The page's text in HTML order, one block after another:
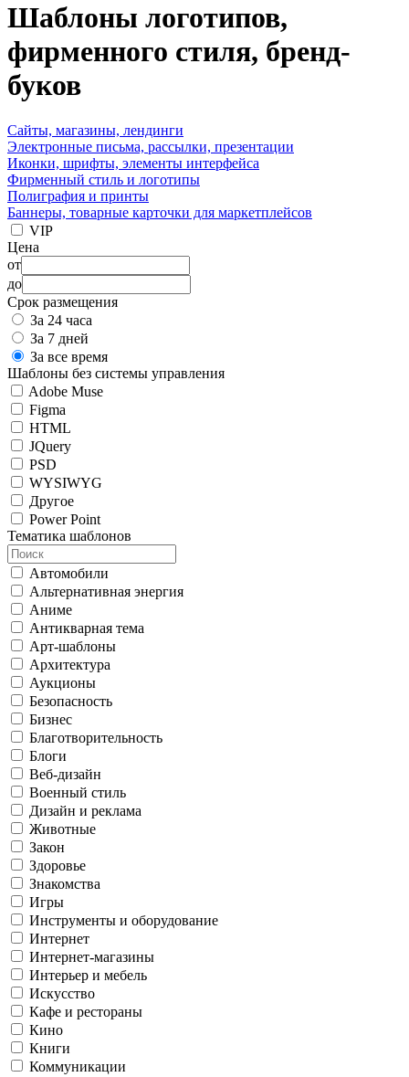
Шаблоны логотипов,
фирменного стиля, бренд-
буков
Сайты, магазины, лендинги
Электронные письма, рассылки, презентации
Иконки, шрифты, элементы интерфейса
Фирменный стиль и логотипы
Полиграфия и принты
Баннеры, товарные карточки для маркетплейсов
VIP
Цена
от
до
Срок размещения
За 24 часа
За 7 дней
За все время
Шаблоны без системы управления
Adobe Muse
Figma
HTML
JQuery
PSD
WYSIWYG
Другое
Power Point
Тематика шаблонов
Автомобили
Альтернативная энергия
Аниме
Антикварная тема
Арт-шаблоны
Архитектура
Аукционы
Безопасность
Бизнес
Благотворительность
Блоги
Веб-дизайн
Военный стиль
Дизайн и реклама
Животные
Закон
Здоровье
Знакомства
Игры
Инструменты и оборудование
Интернет
Интернет-магазины
Интерьер и мебель
Искусство
Кафе и рестораны
Кино
Книги
Коммуникации